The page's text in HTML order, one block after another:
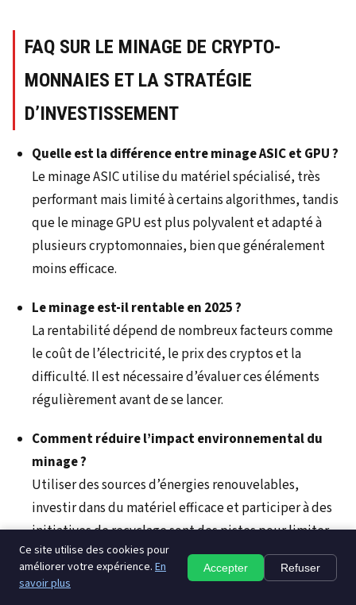
FAQ SUR LE MINAGE DE CRYPTO-
MONNAIES ET LA STRATÉGIE
D’INVESTISSEMENT
Quelle est la différence entre minage ASIC et GPU ?
Le minage ASIC utilise du matériel spécialisé, très
performant mais limité à certains algorithmes, tandis
que le minage GPU est plus polyvalent et adapté à
plusieurs cryptomonnaies, bien que généralement
moins efficace.
Le minage est-il rentable en 2025 ?
La rentabilité dépend de nombreux facteurs comme
le coût de l’électricité, le prix des cryptos et la
difficulté. Il est nécessaire d’évaluer ces éléments
régulièrement avant de se lancer.
Comment réduire l’impact environnemental du
minage ?
Utiliser des sources d’énergies renouvelables,
investir dans du matériel efficace et participer à des
initiatives de recyclage sont des pistes pour limiter
cet impact.
Que sont les pools de minage ?
Ce site utilise des cookies pour
améliorer votre expérience. En
savoir plus
Accepter Refuser